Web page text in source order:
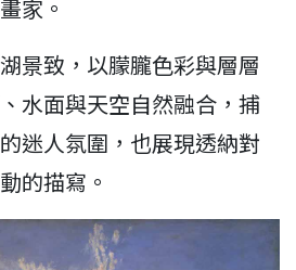
家。
景致，以朦朧色彩與層層
水面與天空自然融合，捕
迷人氛圍，也展現透納對
的描寫。